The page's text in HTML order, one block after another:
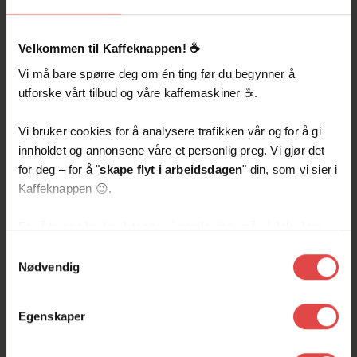
Velkommen til Kaffeknappen! ☕️
Vi må bare spørre deg om én ting før du begynner å
utforske vårt tilbud og våre kaffemaskiner ☕️.
Vi bruker cookies for å analysere trafikken vår og for å gi
innholdet og annonsene våre et personlig preg. Vi gjør det
for deg – for å "skape flyt i arbeidsdagen" din, som vi sier i
Kaffeknappen 😉.
For å kunne bruke dataene vi samler inn, må vi dele dem
medier, annonsering og analyse. De kan kombinere disse
dataene med annen informasjon du har delt med dem, eller
som de har samlet inn gjennom din bruk av tjenestene
deres.
Nødvendig
Egenskaper
og moderne lokaler jobber vi sammen for
kunder ikke glemmer.
All nødvendig utstyr får
du
Hos oss er det viktig at du får det du trenger
for å kunne levere på topp-nivå for våre
kunder. Vi er stolte av å være en del av
nye ansatte får smake på den samme